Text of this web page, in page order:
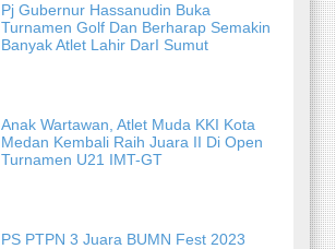
Pj Gubernur Hassanudin Buka
Turnamen Golf Dan Berharap Semakin
Banyak Atlet Lahir DarI Sumut
Anak Wartawan, Atlet Muda KKI Kota
Medan Kembali Raih Juara II Di Open
Turnamen U21 IMT-GT
PS PTPN 3 Juara BUMN Fest 2023